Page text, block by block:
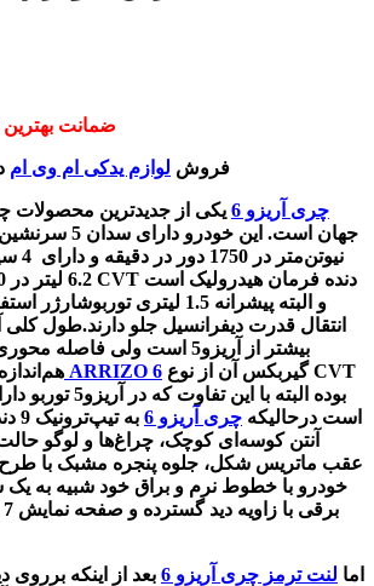
ضمانت بهترین قیمت
فروش لوازم یدکی ام وی ام
چری آریزو 6
یکی از جدیدترین محصولات
6.2 لیتر در 100 کیلومتر ،
و البته پیشرانه 1.5 لیتری
چری ARRIZO 6
است درحالیکه چری آریزو 6
به تیپ‌ترونیک 9 دنده مجهز شده است .
آنتن کوسه‌ای کوچک، چراغ‌ها و لوگو
عقب ماتریس شکل، جلوه پنجره مشبک با
خودرو با خطوط نرم و براق خود شبیه به یک
برقی با زاویه دید گسترده و
اما لنت‌ ترمز چری آریزو 6 بعد از اینکه برروی